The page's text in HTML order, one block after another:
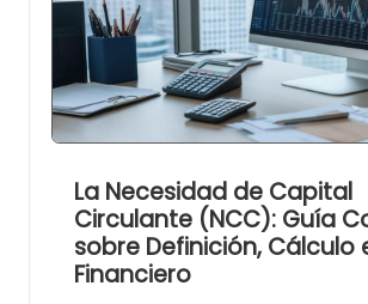
La Necesidad de Capital
Circulante (NCC): Guía
sobre Definición, Cálculo
Financiero